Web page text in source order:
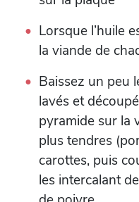
Lorsque l’huile
la viande de
Baissez un peu
lavés et
pyramide sur la
plus tendres
carottes, puis
les intercalant